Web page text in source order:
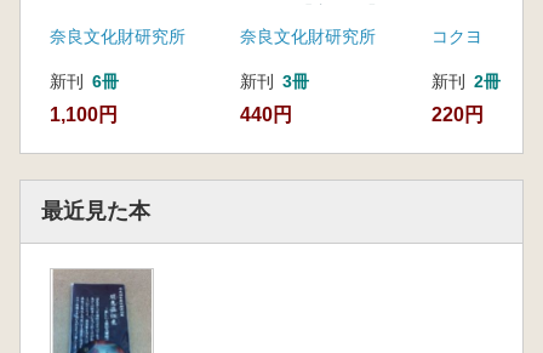
奈良文化財研究所
新刊 6冊
1,100円
奈良文化財研究所
新刊 3冊
440円
コクヨ
新刊 2冊
220円
最近見た本